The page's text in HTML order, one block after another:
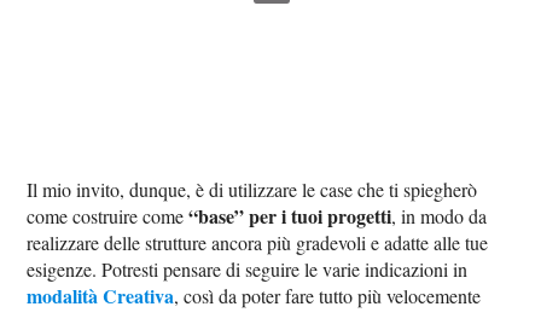
Il mio invito, dunque, è di utilizzare le case che ti spiegherò
come costruire come“base” per i tuoi progetti, in modo da
realizzare delle strutture ancora più gradevoli e adatte alle tue
esigenze. Potresti pensare di seguire le varie indicazioni in
modalità Creativa, così da poter fare tutto più velocemente